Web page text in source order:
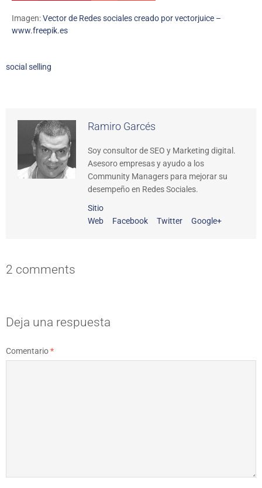
Imagen:Vector de Redes sociales creado por vectorjuice –
www.freepik.es
social selling
Ramiro Garcés
Soy consultor de SEO y Marketing digital.
Asesoro empresas y ayudo a los
Community Managers para mejorar su
desempeño en Redes Sociales.
Sitio
Web
Facebook Twitter Google+
2 comments
Deja una respuesta
Comentario*